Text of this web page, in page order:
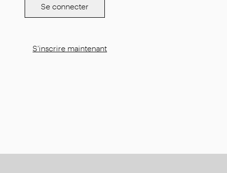
Se connecter
S'inscrire maintenant